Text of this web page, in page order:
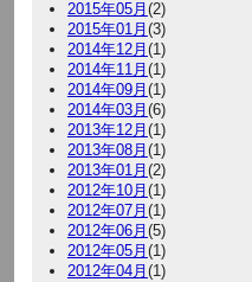
2015年05月(2)
2015年01月(3)
2014年12月(1)
2014年11月(1)
2014年09月(1)
2014年03月(6)
2013年12月(1)
2013年08月(1)
2013年01月(2)
2012年10月(1)
2012年07月(1)
2012年06月(5)
2012年05月(1)
2012年04月(1)